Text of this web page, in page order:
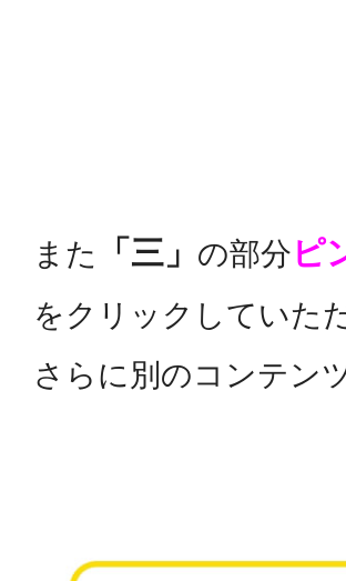
また 「三」 の部分ピ
をクリックしていた
さらに別のコンテン